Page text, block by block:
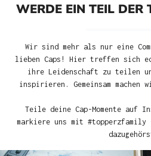
WERDE EIN TEIL DER
Wir sind mehr als nur eine
lieben Caps! Hier treffen sich
ihre Leidenschaft zu teilen
inspirieren. Gemeinsam
Teile deine Cap-Momente auf
markiere uns mit